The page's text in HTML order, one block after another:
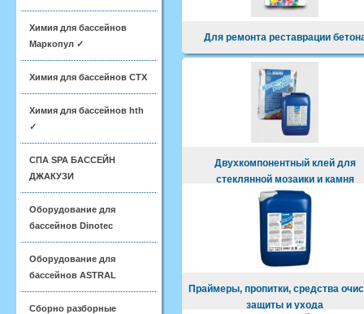
Химия для бассейнов
Маркопул ✓
Химия для бассейнов CTX
Химия для бассейнов hth
✓
СПА SPA БАССЕЙН
ДЖАКУЗИ
Оборудование для
бассейнов Dinotec
Оборудование для
бассейнов ASTRAL
Сборно разборные
Для ремонта реставрации
Двухкомпонентный клей для
стеклянной мозаики и камня
Праймеры, пропитки, средства
защиты и ухода